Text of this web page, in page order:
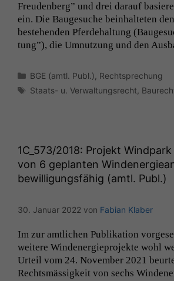
Freuden­berg” und drei darauf
ein. Die Bauge­suche bein­hal­teten
beste­hen­den Pfer­de­hal­tung
tung”), die Umnutzung und den
Kategorien
BGE (amtl. Publ.) Rechtsprechung
Schlagwörter
Staats- u. Verwaltungsrecht
1C_573/2018: Projekt
von 6 geplanten
bewilligungsfähig (amtl. Publ.)
30. Januar 2022 von Fabian Klaber
Im zur amtlichen Pub­lika­tion
weit­ere Winden­ergiepro­jek­te wohl
Urteil vom 24. Novem­ber 2021
Rechtsmäs­sigkeit von sechs